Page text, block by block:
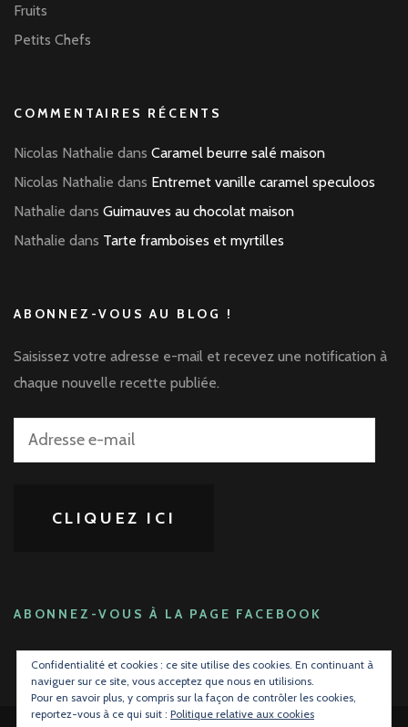
Fruits
Petits Chefs
COMMENTAIRES RÉCENTS
Nicolas Nathalie dans Caramel beurre salé maison
Nicolas Nathalie dans Entremet vanille caramel speculoos
Nathalie dans Guimauves au chocolat maison
Nathalie dans Tarte framboises et myrtilles
ABONNEZ-VOUS AU BLOG !
Saisissez votre adresse e-mail et recevez une notification à
chaque nouvelle recette publiée.
Adresse
CLIQUEZ ICI
ABONNEZ-VOUS À LA PAGE FACEBOOK
Confidentialité et cookies : ce site utilise des cookies. En continuant à
naviguer sur ce site, vous acceptez que nous en utilisions.
Pour en savoir plus, y compris sur la façon de contrôler les cookies,
reportez-vous à ce qui suit : Politique relative aux cookies